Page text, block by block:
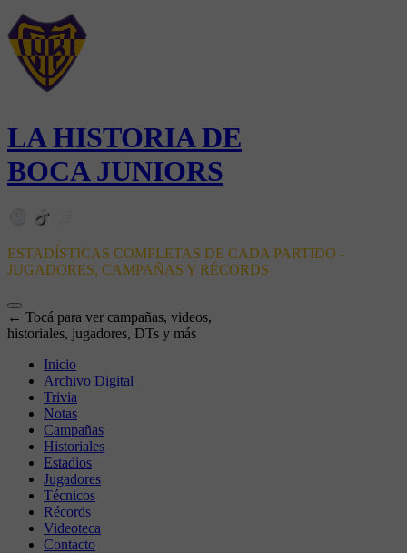
LA HISTORIA DE
BOCA JUNIORS
ESTADÍSTICAS COMPLETAS DE CADA PARTIDO -
JUGADORES, CAMPAÑAS Y RÉCORDS
← Tocá para ver campañas, videos,
historiales, jugadores, DTs y más
Inicio
Archivo Digital
Trivia
Notas
Campañas
Historiales
Estadios
Jugadores
Técnicos
Récords
Videoteca
Contacto